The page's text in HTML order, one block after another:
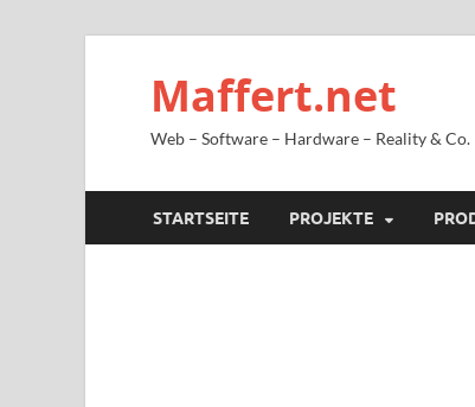
Maffert.net
Web – Software – Hardware – Reality & Co.
STARTSEITE PROJEKTE